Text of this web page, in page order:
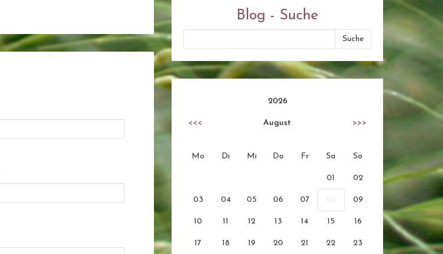
Blog - Suche
2026
<<< August >>>
Mo Di Mi Do Fr Sa So
01 02
03 04 05 06 07 08 09
10 11 12 13 14 15 16
17 18 19 20 21 22 23